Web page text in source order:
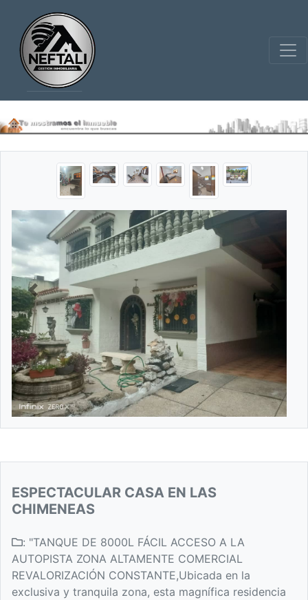
Previous
ESPECTACULAR CASA EN LAS
CHIMENEAS
: "TANQUE DE 8000L FÁCIL ACCESO A LA
AUTOPISTA ZONA ALTAMENTE COMERCIAL
REVALORIZACIÓN CONSTANTE,Ubicada en la
exclusiva y tranquila zona, esta magnífica residencia